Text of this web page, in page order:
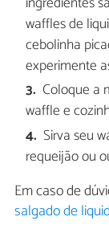
waffles de
cebolinha
experimente
Coloque a
waffle e
Sirva seu
requeijão ou
Em caso de
salgado de